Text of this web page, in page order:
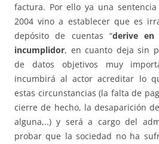
factura. Por ello ya una
2004 vino a establecer que es
depósito de cuentas “derive
incumplidor, en cuanto deja sin
de datos objetivos muy
incumbirá al actor acreditar lo
estas circunstancias (la falta de
cierre de hecho, la desaparición
alguna,..) y será a cargo del
probar que la sociedad no ha